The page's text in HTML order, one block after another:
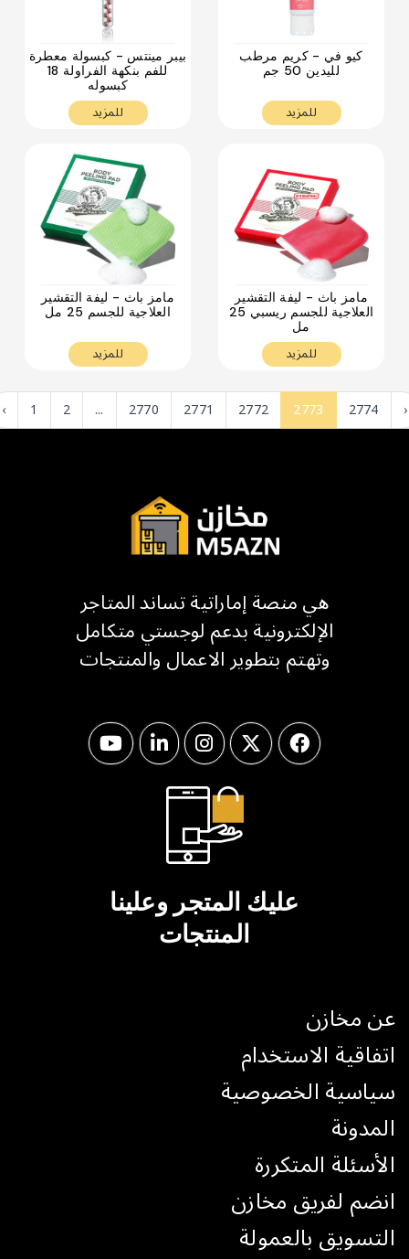
. . .
بيبر مينتس - كبسولة معطرة
للفم بنكهة الفراولة 18
كبسوله
للمزيد
. . .
كيو في - كريم مرطب
لليدين 50 جم
للمزيد
. . .
مامز باث - ليفة التقشير
العلاجية للجسم 25 مل
للمزيد
. . .
مامز باث - ليفة التقشير
العلاجية للجسم ريسبي 25
مل
للمزيد
‹ 1 2 ... 2770 2771 2772 2773 2774 ›
هي منصة إماراتية تساند المتاجر
الإلكترونية بدعم لوجستي متكامل
وتهتم بتطوير الاعمال والمنتجات
عليك المتجر وعلينا
المنتجات
عن مخازن
اتفاقية الاستخدام
سياسية الخصوصية
المدونة
الأسئلة المتكررة
انضم لفريق مخازن
التسويق بالعمولة